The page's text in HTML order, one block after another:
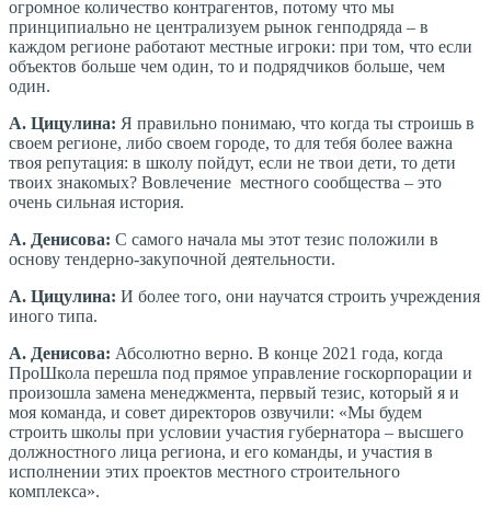
огромное количество контрагентов, потому что мы
принципиально не централизуем рынок генподряда – в
каждом регионе работают местные игроки: при том, что если
объектов больше чем один, то и подрядчиков больше, чем
один.
А. Цицулина: Я правильно понимаю, что когда ты строишь в
своем регионе, либо своем городе, то для тебя более важна
твоя репутация: в школу пойдут, если не твои дети, то дети
твоих знакомых? Вовлечение местного сообщества – это
очень сильная история.
А. Денисова: С самого начала мы этот тезис положили в
основу тендерно-закупочной деятельности.
А. Цицулина: И более того, они научатся строить учреждения
иного типа.
А. Денисова: Абсолютно верно. В конце 2021 года, когда
ПроШкола перешла под прямое управление госкорпорации и
произошла замена менеджмента, первый тезис, который я и
моя команда, и совет директоров озвучили: «Мы будем
строить школы при условии участия губернатора – высшего
должностного лица региона, и его команды, и участия в
исполнении этих проектов местного строительного
комплекса».